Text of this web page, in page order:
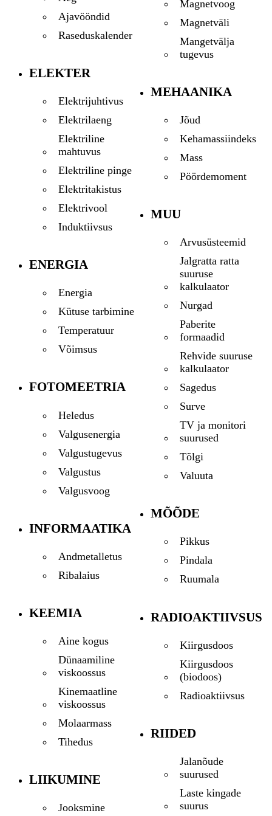
Ajavööndid
Raseduskalender
ELEKTER
Elektrijuhtivus
Elektrilaeng
Elektriline
mahtuvus
Elektriline pinge
Elektritakistus
Elektrivool
Induktiivsus
ENERGIA
Energia
Kütuse tarbimine
Temperatuur
Võimsus
FOTOMEETRIA
Heledus
Valgusenergia
Valgustugevus
Valgustus
Valgusvoog
INFORMAATIKA
Andmetalletus
Ribalaius
KEEMIA
Aine kogus
Dünaamiline
viskoossus
Kinemaatline
viskoossus
Molaarmass
Tihedus
LIIKUMINE
Jooksmine
Magnetvoog
Magnetväli
Mangetvälja
tugevus
MEHAANIKA
Jõud
Kehamassiindeks
Mass
Pöördemoment
MUU
Arvusüsteemid
Jalgratta ratta
suuruse
kalkulaator
Nurgad
Paberite
formaadid
Rehvide suuruse
kalkulaator
Sagedus
Surve
TV ja monitori
suurused
Tõlgi
Valuuta
MÕÕDE
Pikkus
Pindala
Ruumala
RADIOAKTIIVSUS
Kiirgusdoos
Kiirgusdoos
(biodoos)
Radioaktiivsus
RIIDED
Jalanõude
suurused
Laste kingade
suurus